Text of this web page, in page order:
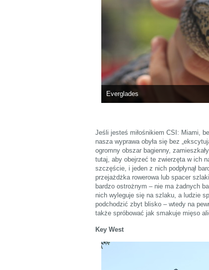
Everglades
Jeśli jesteś miłośnikiem CSI: Miami,
nasza wyprawa obyła się bez
ogromny obszar bagienny,
tutaj, aby obejrzeć te zwierzęta w ich
szczęście, i jeden z nich podpłynął
przejażdżka rowerowa lub spacer
bardzo ostrożnym – nie ma żadnych
nich wyleguje się na szlaku, a ludzie
podchodzić zbyt blisko – wtedy na
także spróbować jak smakuje mięso
Key West